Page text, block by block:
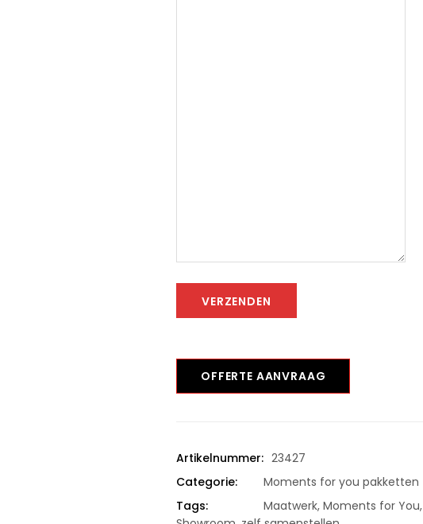
VERZENDEN
OFFERTE AANVRAAG
Artikelnummer: 23427
Categorie:
Moments for you pakketten
Tags:
Maatwerk, Moments for You,